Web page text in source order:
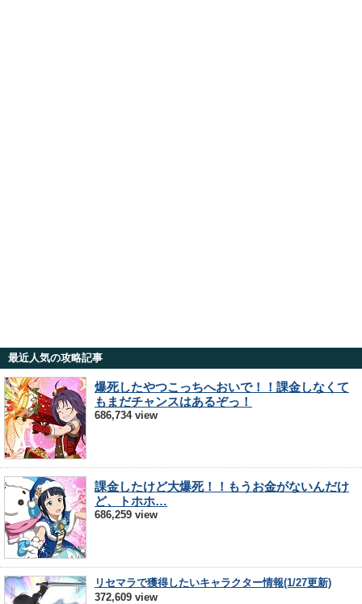
最近人気の攻略記事
爆死したやつこっちへおいで！！課金しなくて
もまだチャンスはあるぞっ！
686,734 view
課金したけど大爆死！！もうお金がないんだけ
ど、トホホ…
686,259 view
リセマラで獲得したいキャラクター情報(1/27更新)
372,609 view